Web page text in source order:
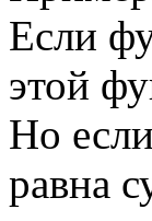
Если
этой
Но
равна